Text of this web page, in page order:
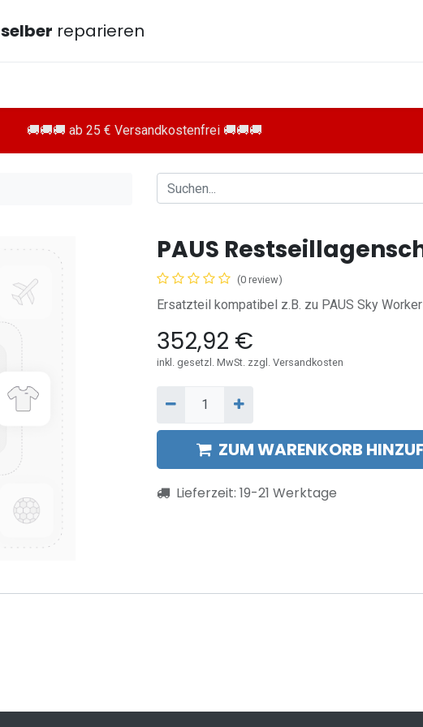
selber reparieren
🚚🚚🚚 ab 25 € Versandkostenfrei 🚚🚚🚚
PAUS
(0 review)
Ersatzteil kompatibel z.B. zu PAUS Sky
352,92 €
inkl. gesetzl. MwSt. zzgl. Versandkosten
ZUM WARENKORB
Lieferzeit: 19-21 Werktage